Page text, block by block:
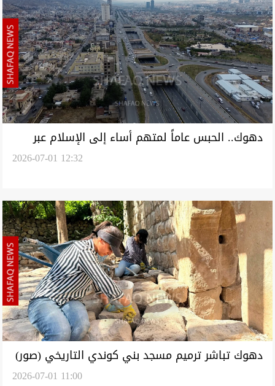
دهوك.. الحبس عاماً لمتهم أساء إلى الإسلام عبر
2026-07-01 12:32
دهوك تباشر ترميم مسجد بني كوندي التاريخي (صور)
2026-07-01 11:00